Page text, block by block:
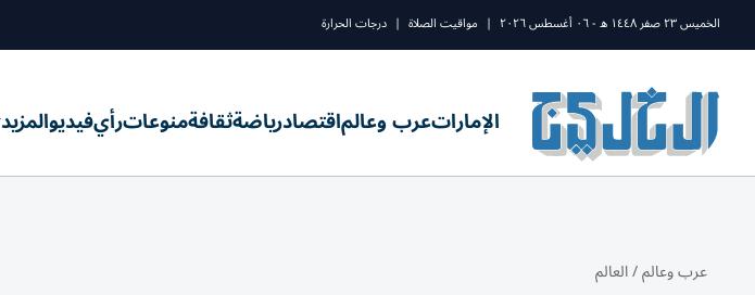
الخميس ٢٣ صفر ١٤٤٨ ه - ٠٦ أغسطس ٢٠٢٦ | مواقيت الصلاة | درجات الحرارة
الإماراتعرب وعالماقتصادرياضةثقافةمنوعاترأيفيديوالمزيد
عرب وعالم/العالم